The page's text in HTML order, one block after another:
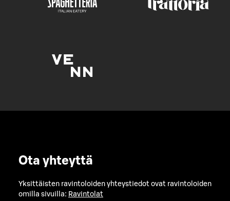
Ota yhteyttä
Yksittäisten ravintoloiden yhteystiedot ovat ravintoloiden
omilla sivuilla: Ravintolat